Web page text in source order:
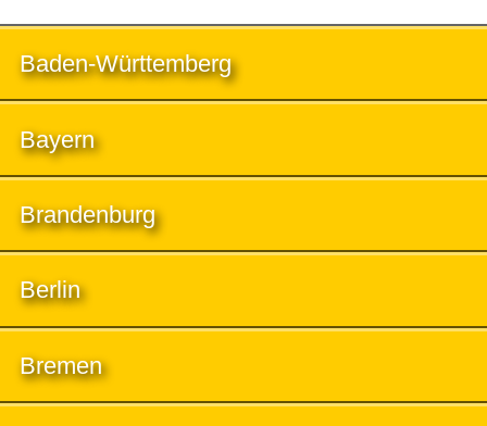
Baden-Württemberg
Bayern
Brandenburg
Berlin
Bremen